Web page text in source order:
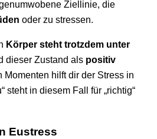
Ziellinie, die
oder zu stressen.
Körper steht trotzdem unter
dieser Zustand als positiv
Momenten hilft dir der Stress in
steht in diesem Fall für „richtig“
Eustress